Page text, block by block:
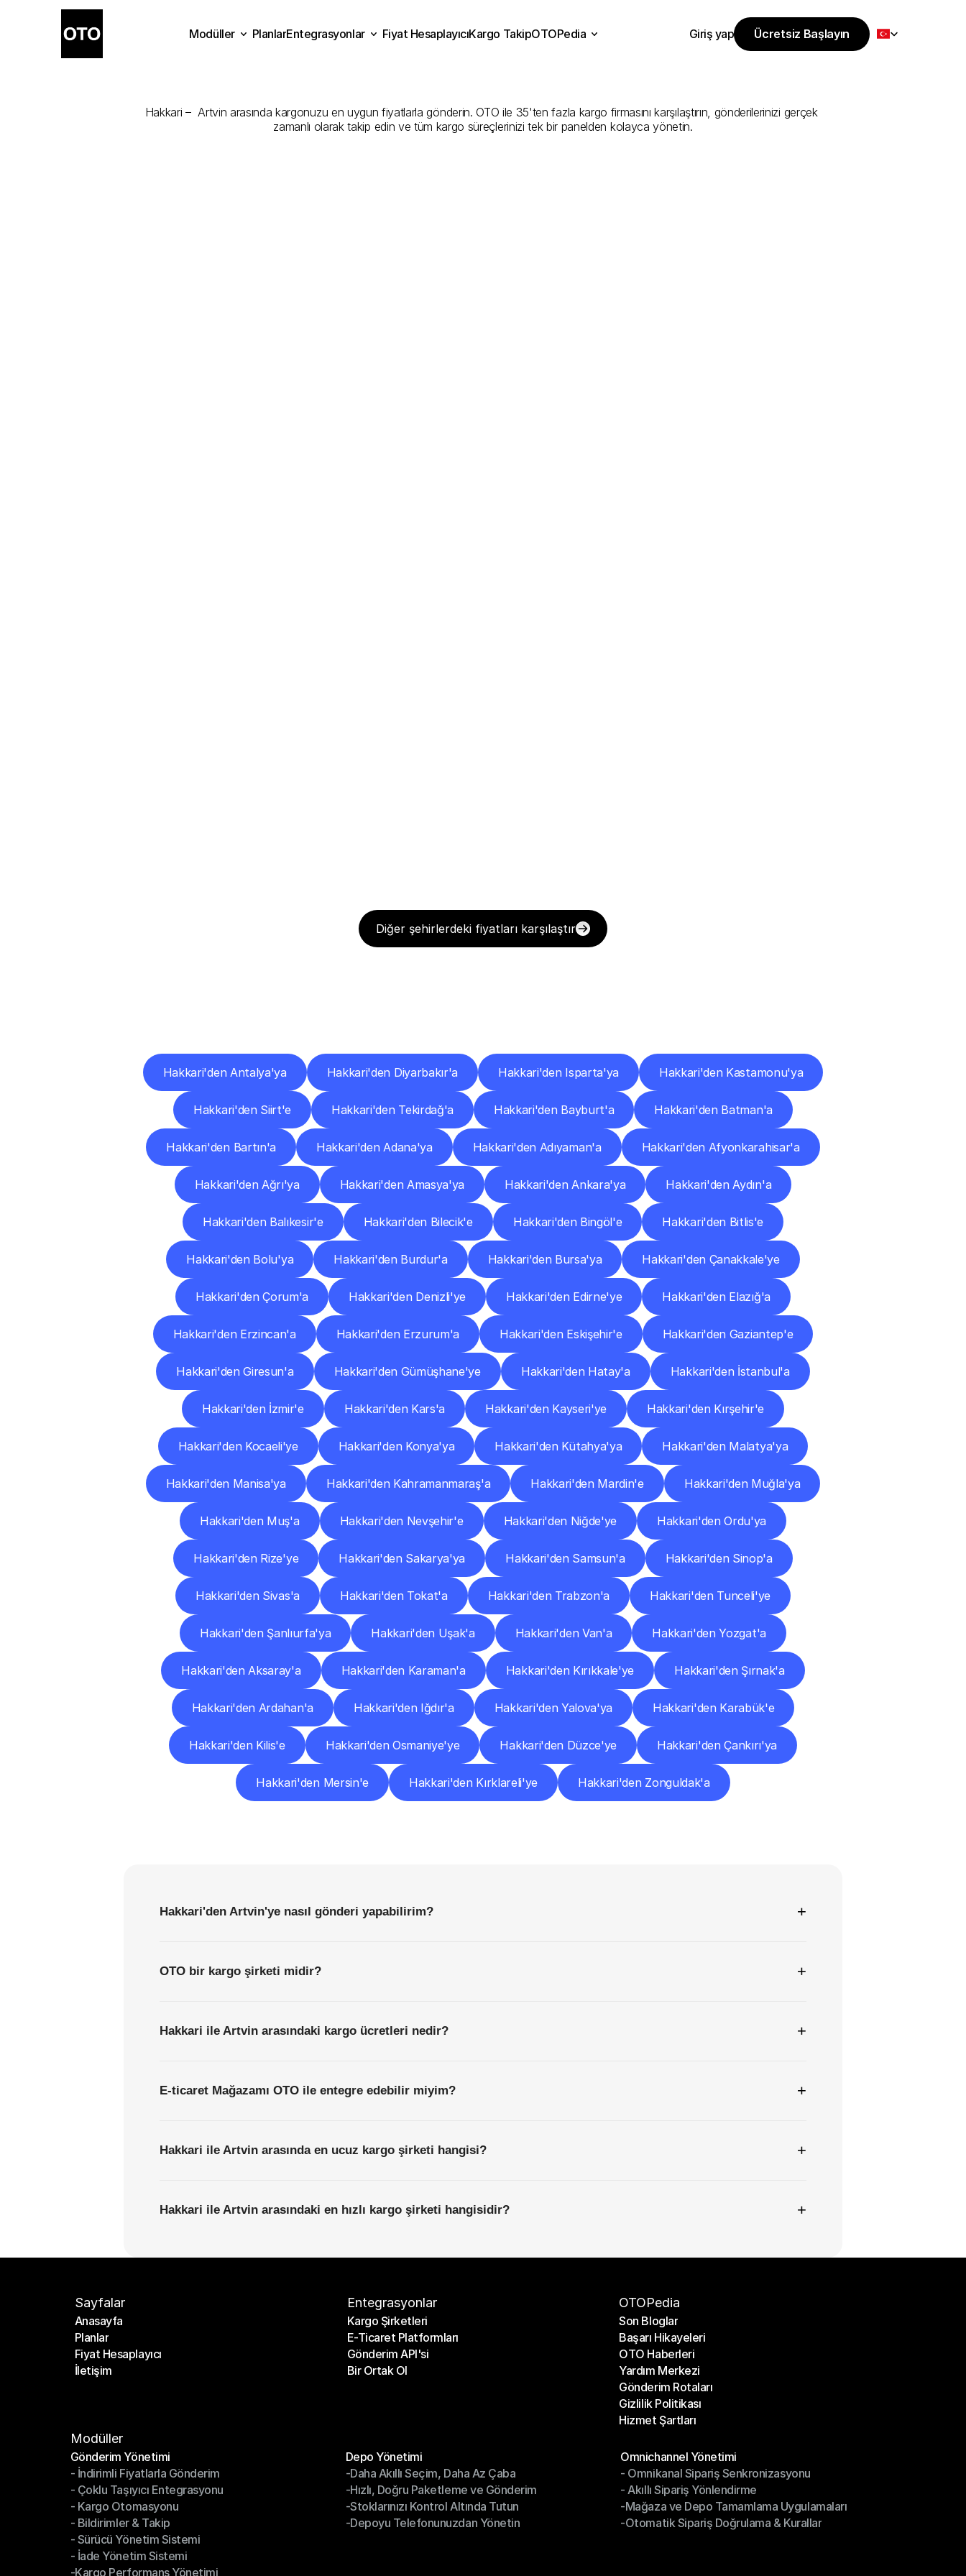
SunanEnİyi
Hakkari –  Artvin arasında kargonuzu en uygun fiyatlarla gönderin. OTO ile 35'ten fazla kargo firmasını karşılaştırın, gönderilerinizi gerçek
zamanlı olarak takip edin ve tüm kargo süreçlerinizi tek bir panelden kolayca yönetin.
Diğer şehirlerdeki fiyatları karşılaştır
Hakkari'den Antalya'ya Hakkari'den Diyarbakır'a Hakkari'den Isparta'ya Hakkari'den Kastamonu'ya
Hakkari'den Siirt'e Hakkari'den Tekirdağ'a Hakkari'den Bayburt'a Hakkari'den Batman'a
Hakkari'den Bartın'a Hakkari'den Adana'ya Hakkari'den Adıyaman'a Hakkari'den Afyonkarahisar'a
Hakkari'den Ağrı'ya Hakkari'den Amasya'ya Hakkari'den Ankara'ya Hakkari'den Aydın'a
Hakkari'den Balıkesir'e Hakkari'den Bilecik'e Hakkari'den Bingöl'e Hakkari'den Bitlis'e
Hakkari'den Bolu'ya Hakkari'den Burdur'a Hakkari'den Bursa'ya Hakkari'den Çanakkale'ye
Hakkari'den Çorum'a Hakkari'den Denizli'ye Hakkari'den Edirne'ye Hakkari'den Elazığ'a
Hakkari'den Erzincan'a Hakkari'den Erzurum'a Hakkari'den Eskişehir'e Hakkari'den Gaziantep'e
Hakkari'den Giresun'a Hakkari'den Gümüşhane'ye Hakkari'den Hatay'a Hakkari'den İstanbul'a
Hakkari'den İzmir'e Hakkari'den Kars'a Hakkari'den Kayseri'ye Hakkari'den Kırşehir'e
Hakkari'den Kocaeli'ye Hakkari'den Konya'ya Hakkari'den Kütahya'ya Hakkari'den Malatya'ya
Hakkari'den Manisa'ya Hakkari'den Kahramanmaraş'a Hakkari'den Mardin'e Hakkari'den Muğla'ya
Hakkari'den Muş'a Hakkari'den Nevşehir'e Hakkari'den Niğde'ye Hakkari'den Ordu'ya
Hakkari'den Rize'ye Hakkari'den Sakarya'ya Hakkari'den Samsun'a Hakkari'den Sinop'a
Hakkari'den Sivas'a Hakkari'den Tokat'a Hakkari'den Trabzon'a Hakkari'den Tunceli'ye
Hakkari'den Şanlıurfa'ya Hakkari'den Uşak'a Hakkari'den Van'a Hakkari'den Yozgat'a
Hakkari'den Aksaray'a Hakkari'den Karaman'a Hakkari'den Kırıkkale'ye Hakkari'den Şırnak'a
Hakkari'den Ardahan'a Hakkari'den Iğdır'a Hakkari'den Yalova'ya Hakkari'den Karabük'e
Hakkari'den Kilis'e Hakkari'den Osmaniye'ye Hakkari'den Düzce'ye Hakkari'den Çankırı'ya
Hakkari'den Mersin'e Hakkari'den Kırklareli'ye Hakkari'den Zonguldak'a
Hakkari'den Artvin'ye nasıl gönderi yapabilirim? +
OTO bir kargo şirketi midir? +
Hakkari ile Artvin arasındaki kargo ücretleri nedir? +
E-ticaret Mağazamı OTO ile entegre edebilir miyim? +
Hakkari ile Artvin arasında en ucuz kargo şirketi hangisi? +
Hakkari ile Artvin arasındaki en hızlı kargo şirketi hangisidir? +
Sayfalar
Anasayfa
Anasayfa
Planlar
Planlar
Fiyat Hesaplayıcı
Fiyat Hesaplayıcı
İletişim
Entegrasyonlar
Kargo Şirketleri
Kargo Şirketleri
E-Ticaret Platformları
E-Ticaret Platformları
Gönderim API'si
Gönderim API'si
Bir Ortak Ol
OTOPedia
Son Bloglar
Son Bloglar
Başarı Hikayeleri
Başarı Hikayeleri
OTO Haberleri
OTO Haberleri
Yardım Merkezi
Yardım Merkezi
Gönderim Rotaları
Gönderim Rotaları
Gizlilik Politikası
Gizlilik Politikası
Hizmet Şartları
Modüller
Gönderim Yönetimi
Gönderim Yönetimi
- İndirimli Fiyatlarla Gönderim
- İndirimli Fiyatlarla Gönderim
- Çoklu Taşıyıcı Entegrasyonu
- Çoklu Taşıyıcı Entegrasyonu
- Kargo Otomasyonu
- Kargo Otomasyonu
- Bildirimler & Takip
- Bildirimler & Takip
- Sürücü Yönetim Sistemi
- Sürücü Yönetim Sistemi
- İade Yönetim Sistemi
- İade Yönetim Sistemi
-Kargo Performans Yönetimi
Depo Yönetimi
Depo Yönetimi
-Daha Akıllı Seçim, Daha Az Çaba
-Daha Akıllı Seçim, Daha Az Çaba
-Hızlı, Doğru Paketleme ve Gönderim
-Hızlı, Doğru Paketleme ve Gönderim
-Stoklarınızı Kontrol Altında Tutun
-Stoklarınızı Kontrol Altında Tutun
-Depoyu Telefonunuzdan Yönetin
Omnichannel Yönetimi
Omnichannel Yönetimi
- Omnikanal Sipariş Senkronizasyonu
- Omnikanal Sipariş Senkronizasyonu
- Akıllı Sipariş Yönlendirme
- Akıllı Sipariş Yönlendirme
-Mağaza ve Depo Tamamlama Uygulamaları
-Mağaza ve Depo Tamamlama Uygulamaları
-Otomatik Sipariş Doğrulama & Kurallar
Modüller
PlanlarEntegrasyonlar
Fiyat HesaplayıcıKargo TakipOTOPedia
Giriş yap
Ücretsiz Başlayın
Ücretsiz Başlayın